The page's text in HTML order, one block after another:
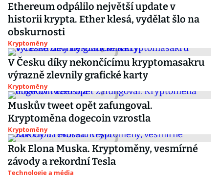
Ethereum odpálilo největší update v
historii krypta. Ether klesá, vydělat šlo na
obskurnosti
Kryptoměny
V Česku díky nekončícímu kryptomasakru
výrazně zlevnily grafické karty
Kryptoměny
Muskův tweet opět zafungoval.
Kryptoměna dogecoin vzrostla
Kryptoměny
Rok Elona Muska. Kryptoměny, vesmírné
závody a rekordní Tesla
Technologie a média